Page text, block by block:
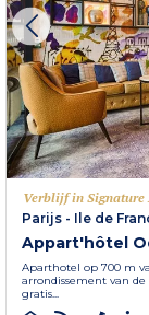
Verblijf in
Parijs - Ile de
Appart'hôtel
Aparthotel op 700 m
arrondissement van
gratis...